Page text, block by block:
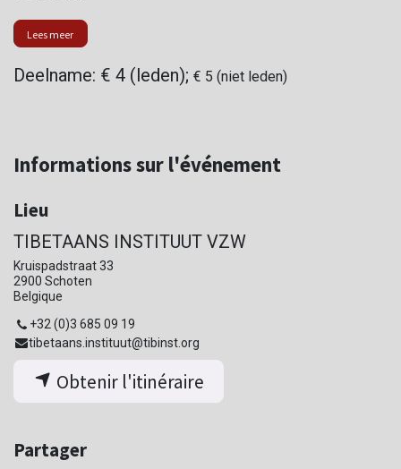
Lees meer
Deelname: € 4 (leden); € 5 (niet leden)
Informations sur l'événement
Lieu
TIBETAANS INSTITUUT VZW
Kruispadstraat 33
2900 Schoten
Belgique
+32 (0)3 685 09 19
tibetaans.instituut@tibinst.org
Obtenir l'itinéraire
Partager